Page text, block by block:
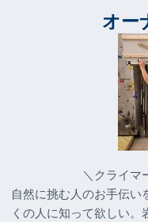
オー
＼クライマ
自然に挑む人のお手伝い
くの人に知って欲しい